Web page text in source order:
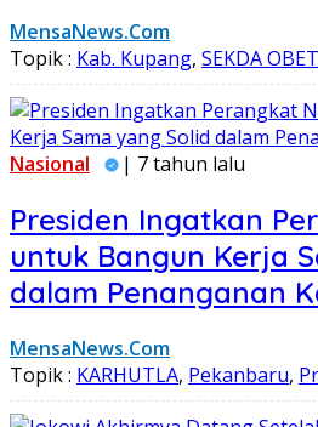
MensaNews.Com
Topik : Kab. Kupang, SEKDA
Nasional | 7 tahun lalu
Presiden Ingatkan
untuk Bangun Kerja
dalam Penanganan
MensaNews.Com
Topik : KARHUTLA, Pekanbaru,